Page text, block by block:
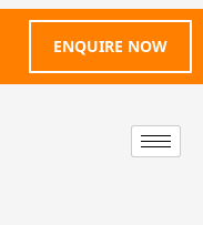
ENQUIRE NOW